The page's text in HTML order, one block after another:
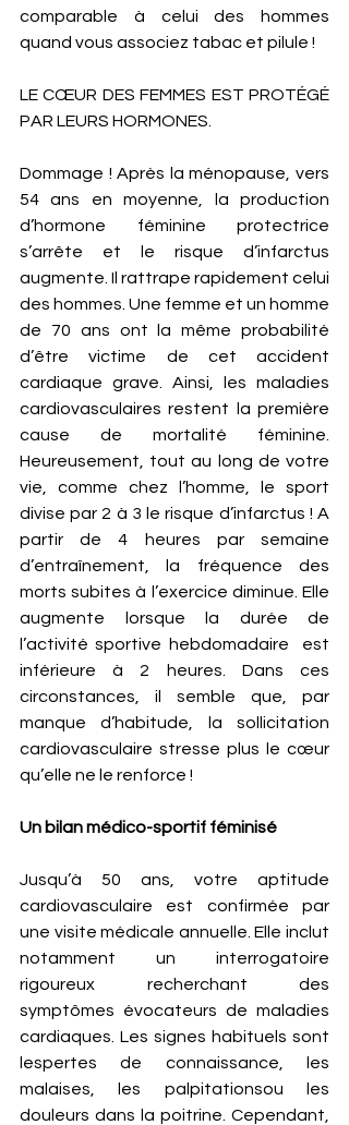
comparable à celui des hommes
quand vous associez tabac et pilule !
LE CŒUR DES FEMMES EST PROTÉGÉ
PAR LEURS HORMONES.
Dommage ! Après la ménopause, vers
54 ans en moyenne, la production
d’hormone féminine protectrice
s’arrête et le risque d’infarctus
augmente. Il rattrape rapidement celui
des hommes. Une femme et un homme
de 70 ans ont la même probabilité
d’être victime de cet accident
cardiaque grave. Ainsi, les maladies
cardiovasculaires restent la première
cause de mortalité féminine.
Heureusement, tout au long de votre
vie, comme chez l’homme, le sport
divise par 2 à 3 le risque d’infarctus ! A
partir de 4 heures par semaine
d’entraînement, la fréquence des
morts subites à l’exercice diminue. Elle
augmente lorsque la durée de
l’activité sportive hebdomadaire  est
inférieure à 2 heures. Dans ces
circonstances, il semble que, par
manque d’habitude, la sollicitation
cardiovasculaire stresse plus le cœur
qu’elle ne le renforce !
Un bilan médico-sportif féminisé
Jusqu’à 50 ans, votre aptitude
cardiovasculaire est confirmée par
une visite médicale annuelle. Elle inclut
notamment un interrogatoire
rigoureux recherchant des
symptômes évocateurs de maladies
cardiaques. Les signes habituels sont
lespertes de connaissance, les
malaises, les palpitationsou les
douleurs dans la poitrine. Cependant,